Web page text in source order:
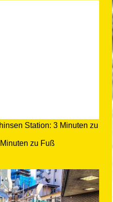
Station: 3 Minuten zu
zu Fuß